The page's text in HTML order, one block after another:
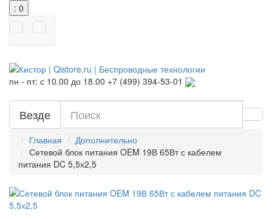
: 0
пн - пт: с 10.00 до 18.00 +7 (499) 394-53-01
Везде
Главная
Дополнительно
Сетевой блок питания OEM 19В 65Вт с кабелем
питания DC 5,5х2,5